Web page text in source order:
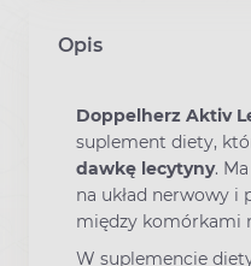
Opis
Doppelherz Aktiv
suplement diety,
dawkę lecytyny.
na układ nerwowy i
między komórkami
W suplemencie